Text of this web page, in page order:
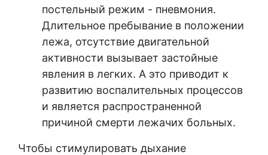
постельный режим - пневмония.
Длительное пребывание в положении
лежа, отсутствие двигательной
активности вызывает застойные
явления в легких. А это приводит к
развитию воспалительных процессов
и является распространенной
причиной смерти лежачих больных.
Чтобы стимулировать дыхание